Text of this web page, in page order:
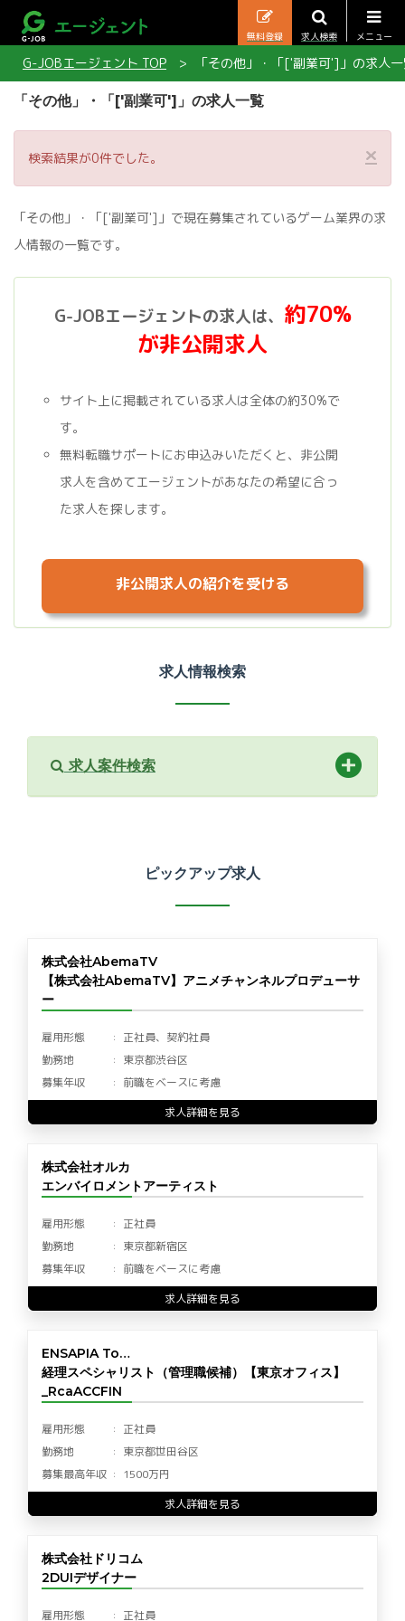
メニュー
求人検索
無料登録
G-JOBエージェント TOP 「その他」・「['副業可']」の求人
「その他」・「['副業可']」の求人一覧
×
検索結果が0件でした。
「その他」・「['副業可']」で現在募集されているゲーム業界の求
人情報の一覧です。
G-JOBエージェントの求人は、 約70%
が非公開求人
サイト上に掲載されている求人は全体の約30%で
す。
無料転職サポートにお申込みいただくと、非公開
求人を含めてエージェントがあなたの希望に合っ
た求人を探します。
非公開求人の紹介を受ける
求人情報検索
求人案件検索
ピックアップ求人
株式会社AbemaTV
【株式会社AbemaTV】アニメチャンネルプロデューサ
ー
雇用形態
正社員、契約社員
勤務地
東京都渋谷区
募集年収
前職をベースに考慮
求人詳細を見る
株式会社オルカ
エンバイロメントアーティスト
雇用形態
正社員
勤務地
東京都新宿区
募集年収
前職をベースに考慮
求人詳細を見る
ENSAPIA To…
経理スペシャリスト（管理職候補）【東京オフィス】
_RcaACCFIN
雇用形態
正社員
勤務地
東京都世田谷区
募集最高年収
1500万円
求人詳細を見る
株式会社ドリコム
2DUIデザイナー
雇用形態 正社員